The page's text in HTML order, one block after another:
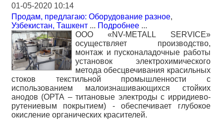
01-05-2020 10:14
Продам, предлагаю: Оборудование разное,
Узбекистан, Ташкент ... Подробнее ...
ООО «NV-METALL SERVICE»
осуществляет производство,
монтаж и пусконаладочные работы
установок электрохимического
метода обесцвечивания красильных
стоков текстильной промышленности с
использованием малоизнашивающихся стойких
анодов (ОРТА – титановые электроды с ирридиево-
рутениевым покрытием) - обеспечивает глубокое
окисление органических красителей.